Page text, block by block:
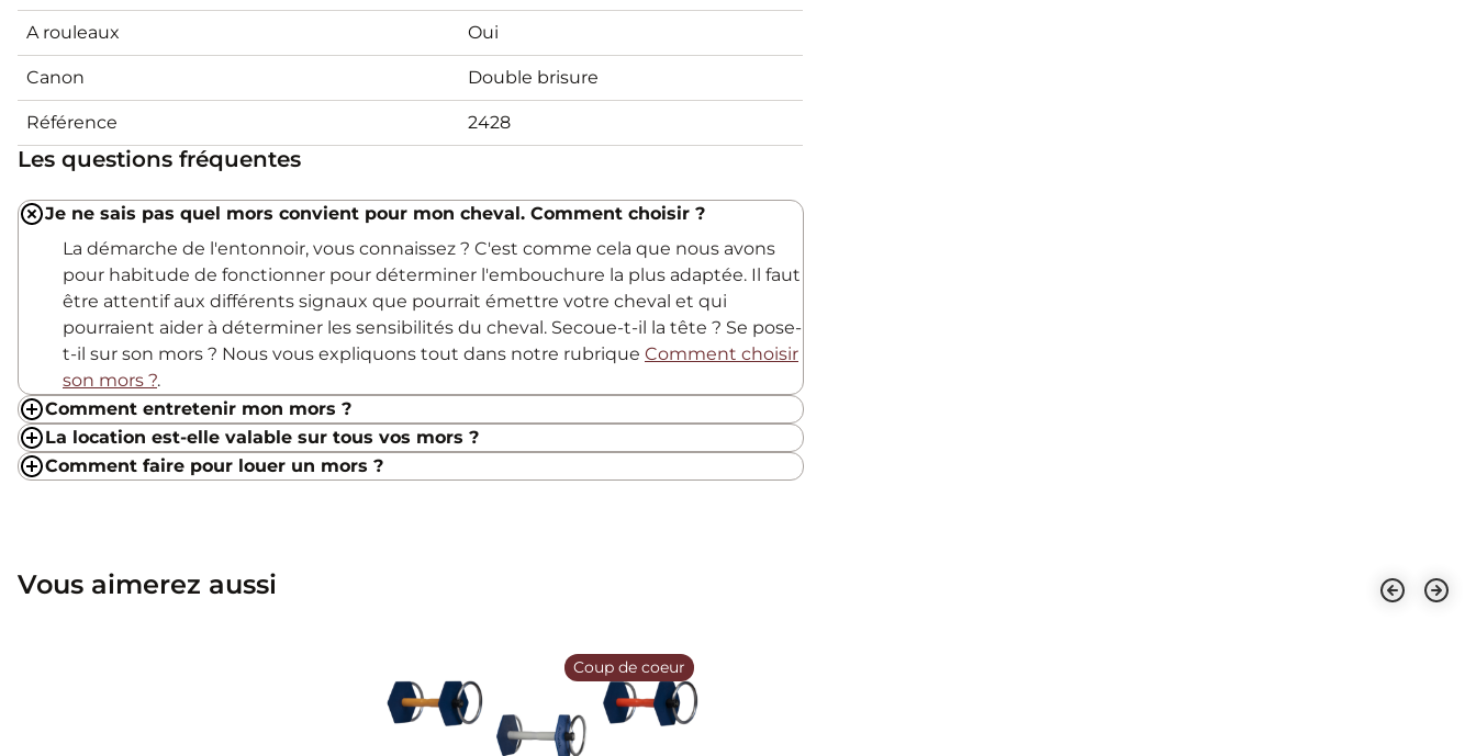
A rouleaux Oui
Canon Double brisure
Référence 2428
Les questions fréquentes
Je ne sais pas quel mors convient pour mon cheval. Comment choisir ?
La démarche de l'entonnoir, vous connaissez ? C'est comme cela que nous avons
pour habitude de fonctionner pour déterminer l'embouchure la plus adaptée. Il faut
être attentif aux différents signaux que pourrait émettre votre cheval et qui
pourraient aider à déterminer les sensibilités du cheval. Secoue-t-il la tête ? Se pose-
t-il sur son mors ? Nous vous expliquons tout dans notre rubrique Comment choisir
son mors ?.
Comment entretenir mon mors ?
La location est-elle valable sur tous vos mors ?
Comment faire pour louer un mors ?
Vous aimerez aussi
Coup de coeur